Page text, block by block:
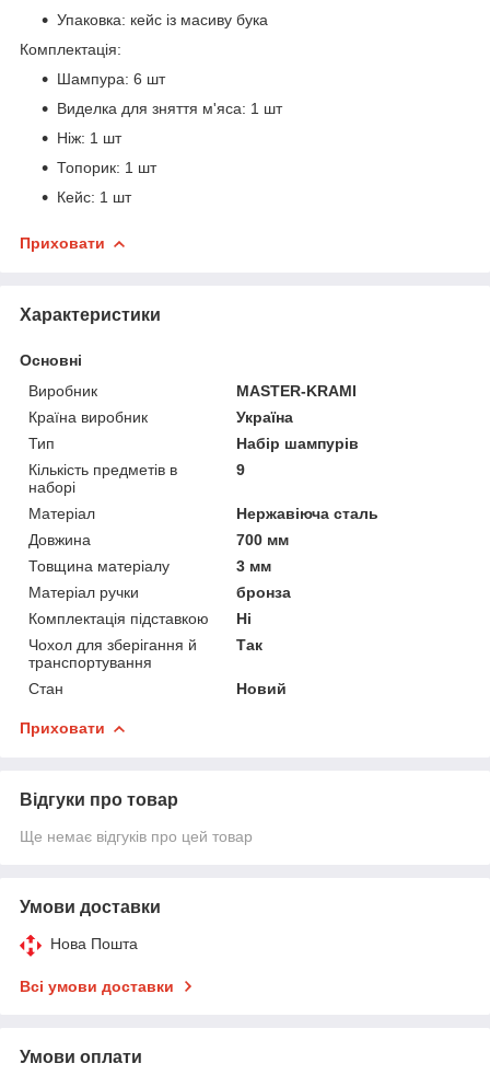
Упаковка: кейс із масиву бука
Комплектація:
Шампура: 6 шт
Виделка для зняття м'яса: 1 шт
Ніж: 1 шт
Топорик: 1 шт
Кейс: 1 шт
Приховати
Характеристики
Основні
Виробник
MASTER-KRAMI
Країна виробник
Україна
Тип
Набір шампурів
Кількість предметів в
наборі
9
Матеріал
Нержавіюча сталь
Довжина
700 мм
Товщина матеріалу
3 мм
Матеріал ручки
бронза
Комплектація підставкою
Ні
Чохол для зберігання й
транспортування
Так
Стан Новий
Приховати
Відгуки про товар
Ще немає відгуків про цей товар
Умови доставки
Нова Пошта
Всі умови доставки
Умови оплати